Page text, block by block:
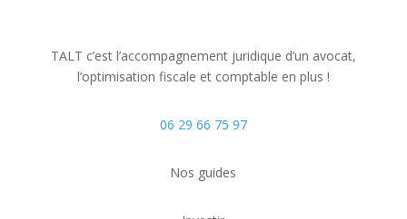
TALT c’est l’accompagnement juridique d’un avocat,
l’optimisation fiscale et comptable en plus !
06 29 66 75 97
Nos guides